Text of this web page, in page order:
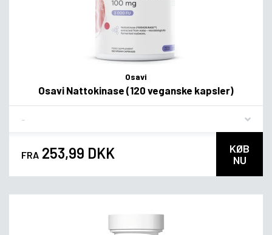
Osavi
Osavi Nattokinase (120 veganske kapsler)
FRA 253,99 DKK
KØB
NU